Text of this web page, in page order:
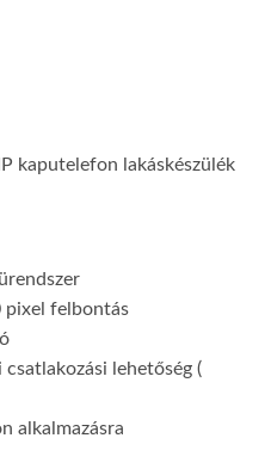
kaputelefon lakáskészülék
pixel felbontás
csatlakozási lehetőség (
alkalmazásra